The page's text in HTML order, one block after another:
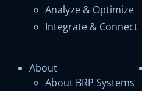
Analyze & Optimize
Integrate & Connect
About
About BRP Systems